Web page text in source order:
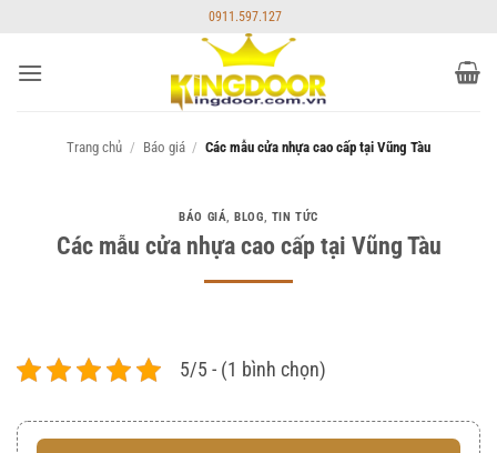
nội
0911.597.127
Trang chủ / Báo giá / Các mẫu cửa nhựa cao cấp tại Vũng Tàu
BÁO GIÁ,BLOG, TIN TỨC
Các mẫu cửa nhựa cao cấp tại Vũng Tàu
5/5 - (1 bình chọn)